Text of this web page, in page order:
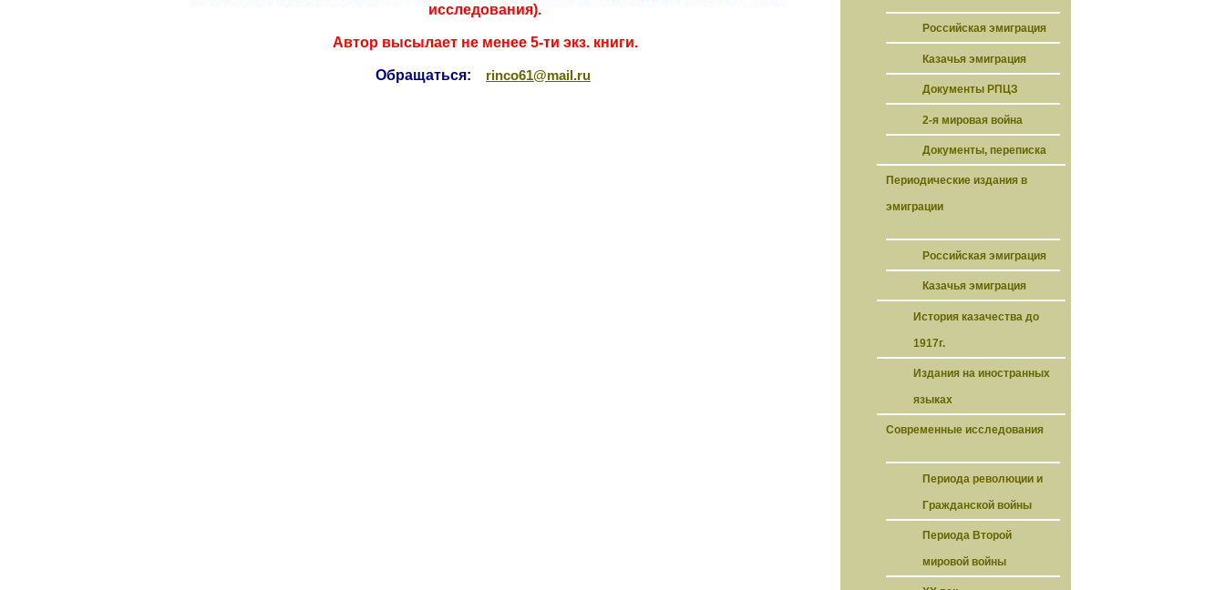
Российская эмиграция
Казачья эмиграция
Документы РПЦЗ
2-я мировая война
Документы, переписка
Периодические издания в
эмиграции
Российская эмиграция
Казачья эмиграция
История казачества до
1917г.
Издания на иностранных
языках
Современные исследования
Периода революции и
Гражданской войны
Периода Второй
мировой войны
исследования).
Автор высылает не менее 5-ти экз. книги.
Обращаться: rinco61@mail.ru